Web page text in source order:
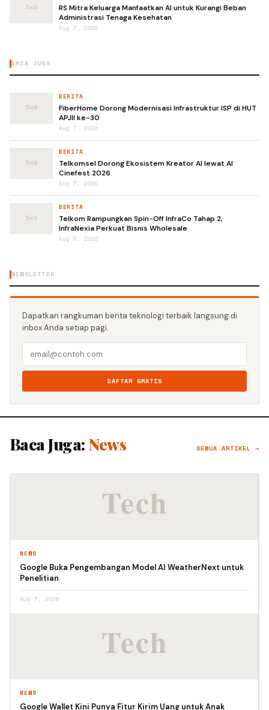
RS Mitra Keluarga Manfaatkan AI untuk Kurangi Beban
Administrasi Tenaga Kesehatan
Aug 7, 2026
BACA JUGA
BERITA
FiberHome Dorong Modernisasi Infrastruktur ISP di HUT
APJII ke-30
Aug 7, 2026
BERITA
Telkomsel Dorong Ekosistem Kreator AI lewat AI
Cinefest 2026
Aug 7, 2026
BERITA
Telkom Rampungkan Spin-Off InfraCo Tahap 2,
InfraNexia Perkuat Bisnis Wholesale
Aug 8, 2026
NEWSLETTER
Dapatkan rangkuman berita teknologi terbaik langsung di
inbox Anda setiap pagi.
DAFTAR GRATIS
Baca Juga: News SEMUA ARTIKEL →
NEWS
Google Buka Pengembangan Model AI WeatherNext untuk
Penelitian
AUG 7, 2026
NEWS
Google Wallet Kini Punya Fitur Kirim Uang untuk Anak